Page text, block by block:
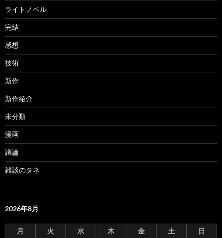
ライトノベル
完結
感想
技術
新作
新作紹介
未分類
漫画
議論
雑談のタネ
2026年8月
月 火 水 木 金 土
日